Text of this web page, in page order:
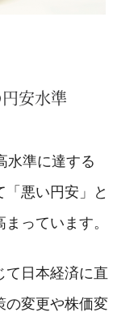
安水準
水準に達する
悪い円安」と
っています。
て日本経済に直
の変更や株価変